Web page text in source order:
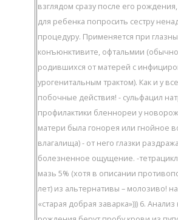
взглядом сразу после его
для ребенка попросить сестру
процедуру. Применяется при
конъюнктивите, офтальмии
родившихся от матерей с
урогенитальным трактом). Как и у
побочные действия! - сульфацил
профилактики бленнореи у
матери была гонорея или гнойное
влагалища) - от него глазки
болезненное ощущение. -
мазь 5% (хотя в описании
лет) из альтернативы – молозиво!
«старая добрая заварка»))) 6.